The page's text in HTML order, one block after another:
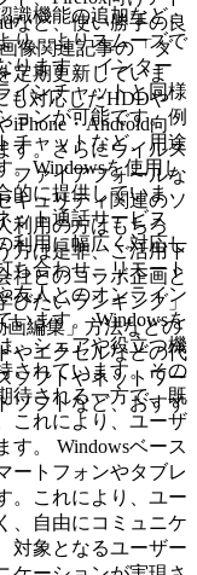
識機能の追加など、
り、よりスムーズで
ります。 インター
インチャットと同様
ョンが可能です。例
チャットなど、用途
。Windowsを使用し
的に提供していま
ット通話サービス
利用に幅広く対応し
ち合わせ、リモート
友人とのオンライン
います。 Windowsを
、シェアや役立つ機
されています。その
待される一方で、既
これにより、ユーザ
す。 Windowsベース
ートフォンやタブレ
。これにより、ユー
、自由にコミュニケ
対象となるユーザー
など、使い勝手の良
像関連記事の「ダ
定期更新していま
も対応したHDDや
iPhone・Android向
す。さらにウイルス
ファイアフォールな
キュリティ関連のソ
利用の方はもちろ
方は是非、ご活用下
社とのコラボ企画と
びたいランキング」
画編集」方法などの
やエクセルなどの代
ソフトやネットワー
ソフトなど、おすす